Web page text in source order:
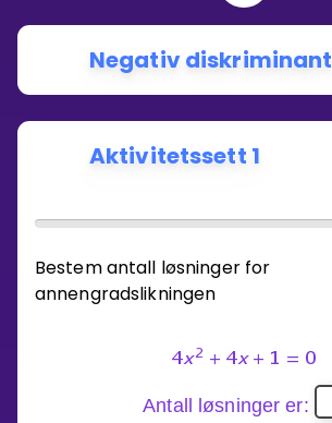
Negativ diskriminant
Aktivitetssett 1
Bestem antall løsninger for
annengradslikningen
4x2 + 4x + 1 = 0
Antall løsninger er: